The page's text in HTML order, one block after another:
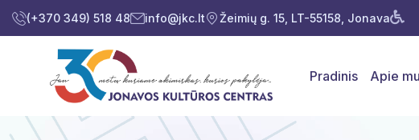
(+370 349) 518 48 info@jkc.lt Žeimių g. 15, LT-55158, Jonava
Pradinis Apie